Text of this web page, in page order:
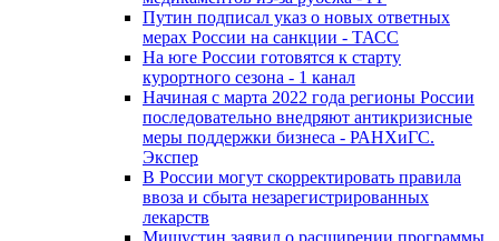
Путин подписал указ о новых ответных
мерах России на санкции - ТАСС
На юге России готовятся к старту
курортного сезона - 1 канал
Начиная с марта 2022 года регионы России
последовательно внедряют антикризисные
меры поддержки бизнеса - РАНХиГС.
Экспер
В России могут скорректировать правила
ввоза и сбыта незарегистрированных
лекарств
Мишустин заявил о расширении программы